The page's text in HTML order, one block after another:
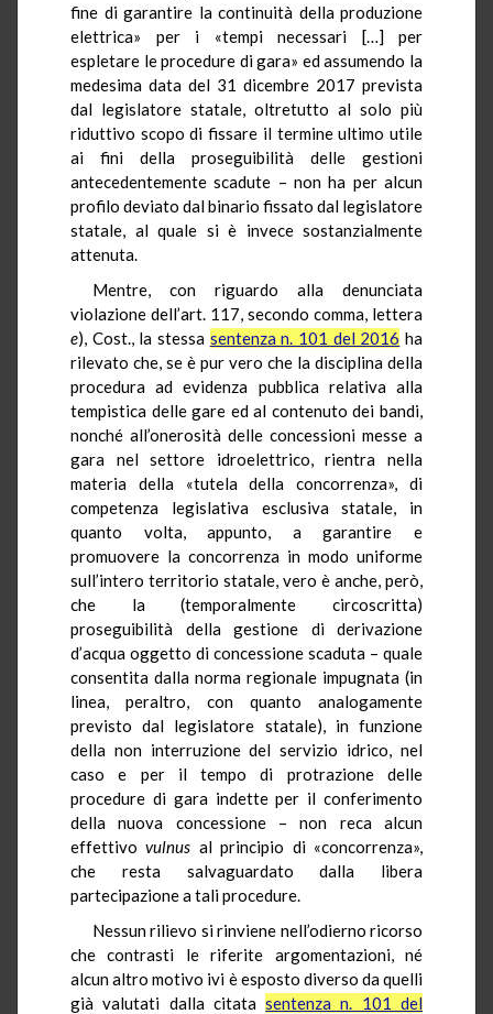
fine di garantire la continuità della produzione
elettrica» per i «tempi necessari […] per
espletare le procedure di gara» ed assumendo la
medesima data del 31 dicembre 2017 prevista
dal legislatore statale, oltretutto al solo più
riduttivo scopo di fissare il termine ultimo utile
ai fini della proseguibilità delle gestioni
antecedentemente scadute – non ha per alcun
profilo deviato dal binario fissato dal legislatore
statale, al quale si è invece sostanzialmente
attenuta.
Mentre, con riguardo alla denunciata
violazione dell’art. 117, secondo comma, lettera
e), Cost., la stessa sentenza n. 101 del 2016 ha
rilevato che, se è pur vero che la disciplina della
procedura ad evidenza pubblica relativa alla
tempistica delle gare ed al contenuto dei bandi,
nonché all’onerosità delle concessioni messe a
gara nel settore idroelettrico, rientra nella
materia della «tutela della concorrenza», di
competenza legislativa esclusiva statale, in
quanto volta, appunto, a garantire e
promuovere la concorrenza in modo uniforme
sull’intero territorio statale, vero è anche, però,
che la (temporalmente circoscritta)
proseguibilità della gestione di derivazione
d’acqua oggetto di concessione scaduta – quale
consentita dalla norma regionale impugnata (in
linea, peraltro, con quanto analogamente
previsto dal legislatore statale), in funzione
della non interruzione del servizio idrico, nel
caso e per il tempo di protrazione delle
procedure di gara indette per il conferimento
della nuova concessione – non reca alcun
effettivovulnus al principio di «concorrenza»,
che resta salvaguardato dalla libera
partecipazione a tali procedure.
Nessun rilievo si rinviene nell’odierno ricorso
che contrasti le riferite argomentazioni, né
alcun altro motivo ivi è esposto diverso da quelli
già valutati dalla citatasentenza n. 101 del